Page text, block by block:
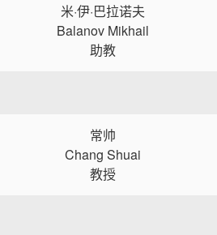
米·伊·巴拉诺夫
Balanov Mikhail
助教
常帅
Chang Shuai
教授